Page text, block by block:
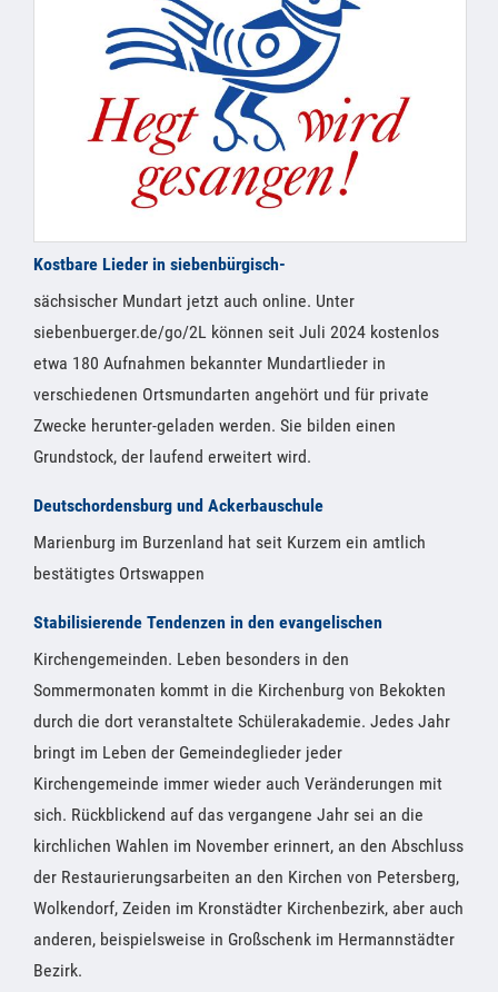
Kostbare Lieder in siebenbürgisch-
sächsischer Mundart jetzt auch online. Unter
siebenbuerger.de/go/2L können seit Juli 2024 kostenlos
etwa 180 Aufnahmen bekannter Mundartlieder in
verschiedenen Ortsmundarten angehört und für private
Zwecke herunter-geladen werden. Sie bilden einen
Grundstock, der laufend erweitert wird.
Deutschordensburg und Ackerbauschule
Marienburg im Burzenland hat seit Kurzem ein amtlich
bestätigtes Ortswappen
Stabilisierende Tendenzen in den evangelischen
Kirchengemeinden. Leben besonders in den
Sommermonaten kommt in die Kirchenburg von Bekokten
durch die dort veranstaltete Schülerakademie. Jedes Jahr
bringt im Leben der Gemeindeglieder jeder
Kirchengemeinde immer wieder auch Veränderungen mit
sich. Rückblickend auf das vergangene Jahr sei an die
kirchlichen Wahlen im November erinnert, an den Abschluss
der Restaurierungsarbeiten an den Kirchen von Petersberg,
Wolkendorf, Zeiden im Kronstädter Kirchenbezirk, aber auch
anderen, beispielsweise in Großschenk im Hermannstädter
Bezirk.